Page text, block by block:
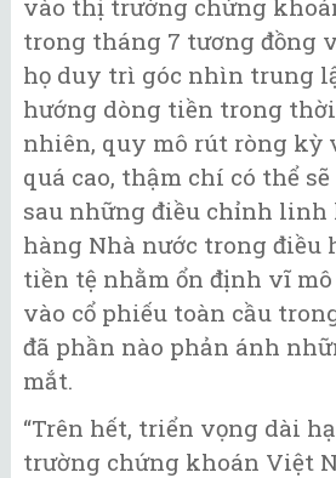
vào thị trường chứng
trong tháng 7 tương đồng
họ duy trì góc nhìn trung
hướng dòng tiền trong
nhiên, quy mô rút ròng kỳ
quá cao, thậm chí có thể
sau những điều chỉnh linh
hàng Nhà nước trong điều
tiền tệ nhằm ổn định vĩ
vào cổ phiếu toàn cầu
đã phần nào phản ánh
mắt.
“Trên hết, triển vọng dài
trường chứng khoán Việt